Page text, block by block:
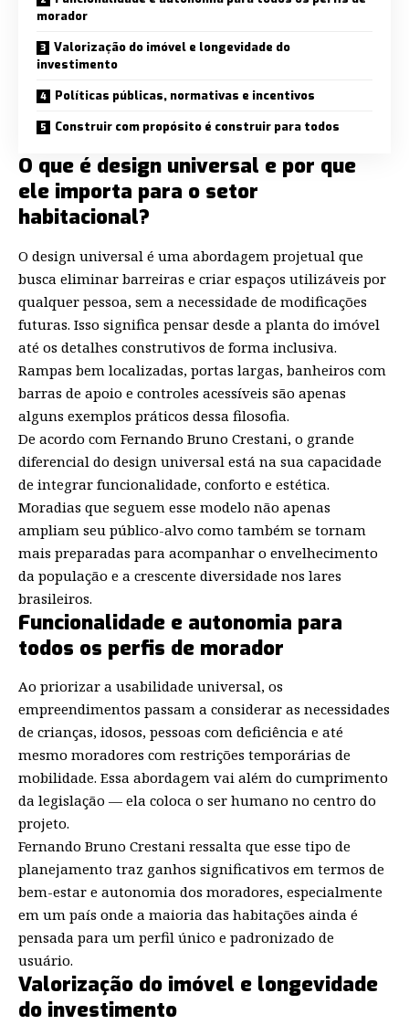
morador
Valorização do imóvel e longevidade do
investimento
Políticas públicas, normativas e incentivos
Construir com propósito é construir para todos
O que é design universal e por que
ele importa para o setor
habitacional?
O design universal é uma abordagem projetual que
busca eliminar barreiras e criar espaços utilizáveis por
qualquer pessoa, sem a necessidade de modificações
futuras. Isso significa pensar desde a planta do imóvel
até os detalhes construtivos de forma inclusiva.
Rampas bem localizadas, portas largas, banheiros com
barras de apoio e controles acessíveis são apenas
alguns exemplos práticos dessa filosofia.
De acordo com Fernando Bruno Crestani, o grande
diferencial do design universal está na sua capacidade
de integrar funcionalidade, conforto e estética.
Moradias que seguem esse modelo não apenas
ampliam seu público-alvo como também se tornam
mais preparadas para acompanhar o envelhecimento
da população e a crescente diversidade nos lares
brasileiros.
Funcionalidade e autonomia para
todos os perfis de morador
Ao priorizar a usabilidade universal, os
empreendimentos passam a considerar as necessidades
de crianças, idosos, pessoas com deficiência e até
mesmo moradores com restrições temporárias de
mobilidade. Essa abordagem vai além do cumprimento
da legislação — ela coloca o ser humano no centro do
projeto.
Fernando Bruno Crestani ressalta que esse tipo de
planejamento traz ganhos significativos em termos de
bem-estar e autonomia dos moradores, especialmente
em um país onde a maioria das habitações ainda é
pensada para um perfil único e padronizado de
usuário.
Valorização do imóvel e longevidade
do investimento